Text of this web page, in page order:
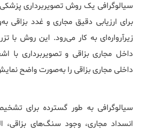
سیالوگرافی یک روش تصویربرداری
برای ارزیابی دقیق مجاری و غدد بزاقی
زیرآرواره‌ای به کار می‌رود. این روش با
داخل مجاری بزاقی و تصویربرداری با
داخلی مجاری بزاقی را به‌صورت واضح
سیالوگرافی به طور گسترده برای
انسداد مجاری، وجود سنگ‌های بزاقی،